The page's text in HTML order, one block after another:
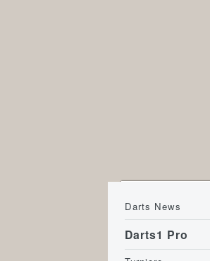
Darts News
Darts1 Pro